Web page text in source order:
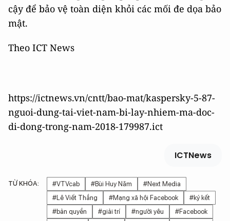
cậy để bảo vệ toàn diện khỏi các mối đe dọa bảo
mật.
Theo ICT News
https://ictnews.vn/cntt/bao-mat/kaspersky-5-87-
nguoi-dung-tai-viet-nam-bi-lay-nhiem-ma-doc-
di-dong-trong-nam-2018-179987.ict
ICTNews
TỪ KHÓA: #VTVcab #Bùi Huy Năm
#Next Media
#Lê Viết Thắng
#Mạng xã hội Facebook
#ký kết
#bản quyền
#giải trí #người yêu
#Facebook